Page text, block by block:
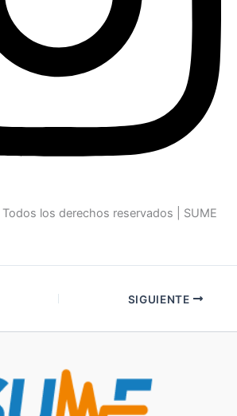
los derechos reservados | SUME
SIGUIENTE